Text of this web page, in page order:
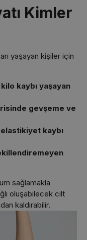
Kimler
yaşayan kişiler için
kaybı yaşayan
gevşeme ve
kaybı
sağlamakla
oluşabilecek cilt
kaldırabilir.